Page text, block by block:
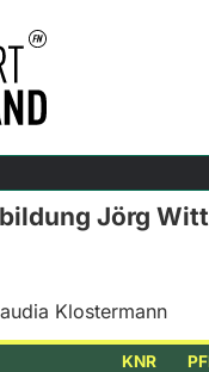
Jörg
Klostermann
KNR